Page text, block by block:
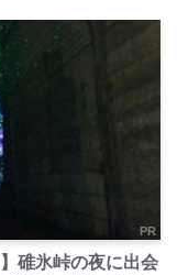
PR
碓氷峠の夜に出会